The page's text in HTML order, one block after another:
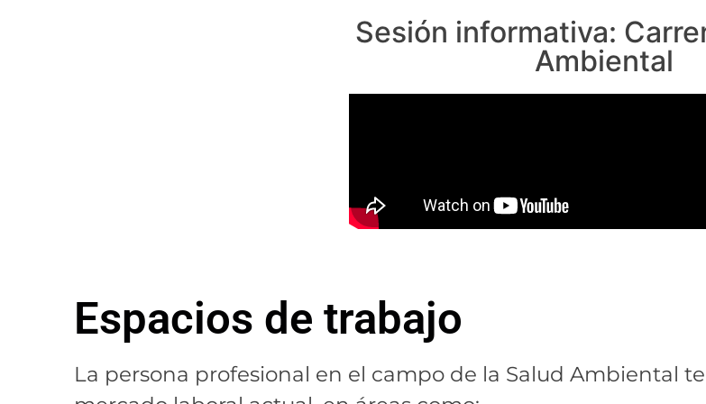
Sesión informativa:
Ambiental
Espacios de trabajo
La persona profesional en el campo de la Salud Ambiental